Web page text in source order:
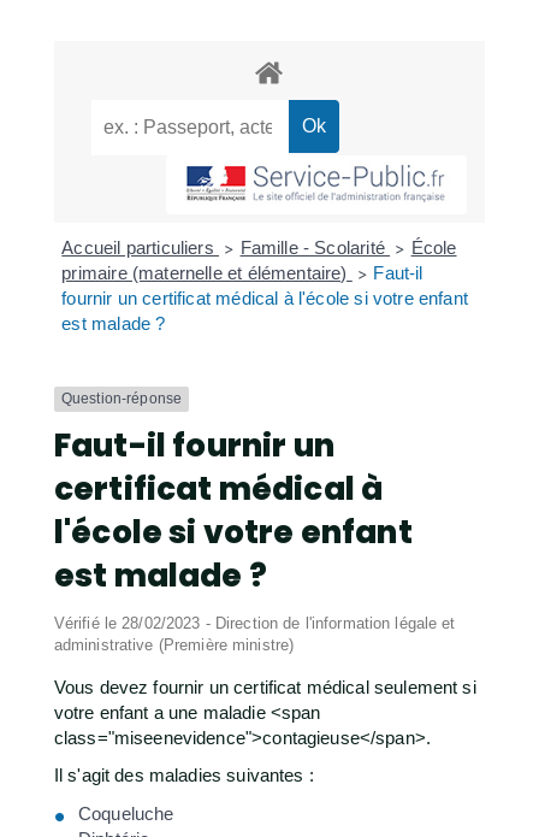
Accueil particuliers > Famille - Scolarité > École
primaire (maternelle et élémentaire)
> Faut-il
fournir un certificat médical à l'école si votre enfant
est malade ?
Question-réponse
Faut-il fournir un
certificat médical à
l'école si votre enfant
est malade ?
Vérifié le 28/02/2023 - Direction de l'information légale et
administrative (Première ministre)
Vous devez fournir un certificat médical seulement si
votre enfant a une maladie <span
class="miseenevidence">contagieuse</span>.
Il s'agit des maladies suivantes :
Coqueluche